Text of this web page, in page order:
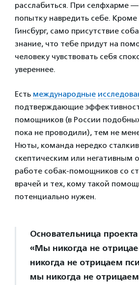
расслабиться. При селфхарме
попытку навредить себе. Кроме
Гинсбург, само присутствие
знание, что тебе придут на
человеку чувствовать себя
увереннее.
Есть международные
подтверждающие
помощников (в России
пока не проводили), тем не
Нюты, команда нередко
скептическим или негативным
работе собак-помощников со
врачей и тех, кому такой
потенциально нужен.
Основательница
«Мы никогда не
никогда не отрицаем
мы никогда не отрицаем